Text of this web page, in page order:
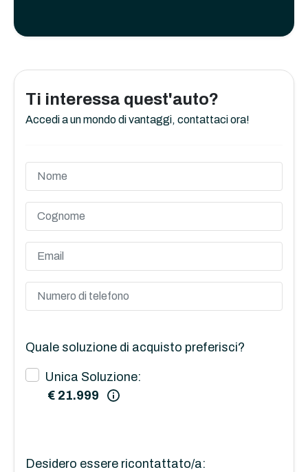
Ti interessa quest'auto?
Accedi a un mondo di vantaggi, contattaci ora!
Quale soluzione di acquisto preferisci?
Unica Soluzione:
€ 21.999
Desidero essere ricontattato/a: